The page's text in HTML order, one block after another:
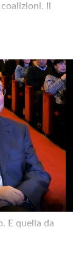
Il
E quella da